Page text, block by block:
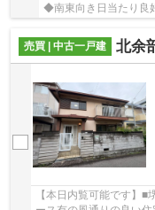
◆南東向き日当たり良
売買 | 中古一戸建 北余
【本日内覧可能です】